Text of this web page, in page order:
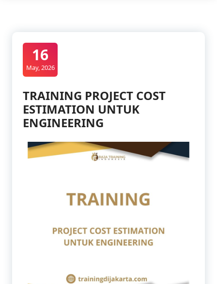
16
May, 2026
TRAINING PROJECT COST
ESTIMATION UNTUK
ENGINEERING